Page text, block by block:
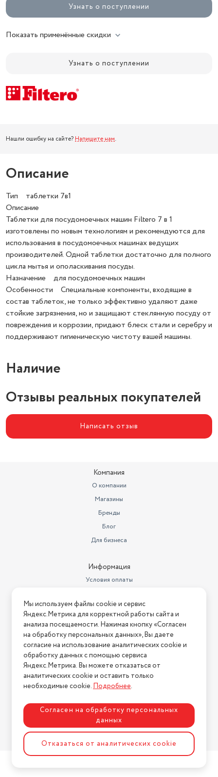
Узнать о поступлении
Показать применённые скидки
Узнать о поступлении
Нашли ошибку на сайте? Напишите нам.
Описание
Тип таблетки 7в1
Описание
Таблетки для посудомоечных машин Filtero 7 в 1
изготовлены по новым технологиям и рекомендуются для
использования в посудомоечных машинах ведущих
производителей. Одной таблетки достаточно для полного
цикла мытья и ополаскивания посуды.
Назначение для посудомоечных машин
Особенности Специальные компоненты, входящие в
состав таблеток, не только эффективно удаляют даже
стойкие загрязнения, но и защищают стеклянную посуду от
повреждения и коррозии, придают блеск стали и серебру и
поддерживают гигиеническую чистоту вашей машины.
Наличие
Отзывы реальных покупателей
Написать отзыв
Компания
О компании
Магазины
Бренды
Блог
Для бизнеса
Информация
Условия оплаты
Условия возврата
Нашли ошибку на сайте? Напишите нам
2026 © Интернет-магазин "АстМаркет". У нас есть всё!
Политика конфиденциальности
Разработка сайтаASTDESIGN
Мы используем файлы cookie и сервис
Яндекс.Метрика для корректной работы сайта и
анализа посещаемости. Нажимая кнопку «Согласен
на обработку персональных данных», Вы даете
согласие на использование аналитических cookie и
обработку данных с помощью сервиса
Яндекс.Метрика. Вы можете отказаться от
аналитических cookie и оставить только
необходимые cookie.Подробнее.
Согласен на обработку персональных
данных
Отказаться от аналитических cookie